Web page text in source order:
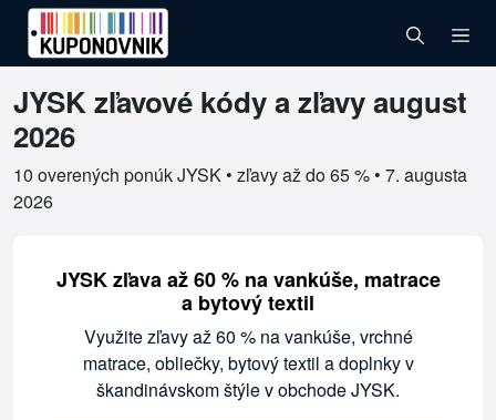
JYSK zľavové kódy a zľavy august
2026
10 overených ponúk JYSK • zľavy až do 65 % • 7. augusta
2026
Overené kupóny pre JYSK
JYSK zľava až 60 % na vankúše, matrace
a bytový textil
Využite zľavy až 60 % na vankúše, vrchné
matrace, obliečky, bytový textil a doplnky v
škandinávskom štýle v obchode JYSK.